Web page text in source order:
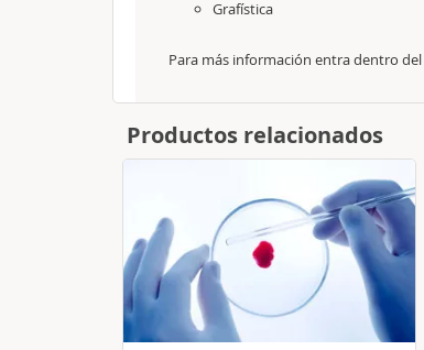
Grafística
Para más información entra dentro del
Productos relacionados